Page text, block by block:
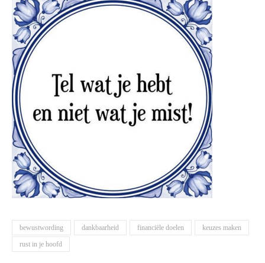
bewustwording dankbaarheid financiële doelen
keuzes maken
rust in je hoofd